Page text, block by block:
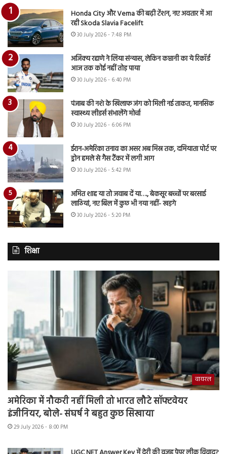
Honda City और Verna की बढ़ी टेंशन, नए अवतार में आ
रही Skoda Slavia Facelift
30 July 2026 - 7:48 PM
अजिंक्य रहाणे ने लिया संन्यास, लेकिन कप्तानी का ये रिकॉर्ड
आज तक कोई नहीं तोड़ पाया
30 July 2026 - 6:40 PM
पंजाब की नशे के खिलाफ जंग को मिली नई ताकत, मानसिक
स्वास्थ्य लीडर्स संभालेंगे मोर्चा
30 July 2026 - 6:06 PM
ईरान-अमेरिका तनाव का असर अब मिस्र तक, दमियाता पोर्ट पर
ड्रोन हमले से गैस टैंकर में लगी आग
30 July 2026 - 5:42 PM
अमित शाह या तो जवाब दें या…., बेकसूर बच्चों पर बरसाई
लाठियां, नए बिल में कुछ भी नया नहीं- खड़गे
30 July 2026 - 5:20 PM
शिक्षा
वायरल
अमेरिका में नौकरी नहीं मिली तो भारत लौटे सॉफ्टवेयर
इंजीनियर, बोले- संघर्ष ने बहुत कुछ सिखाया
29 July 2026 - 8:00 PM